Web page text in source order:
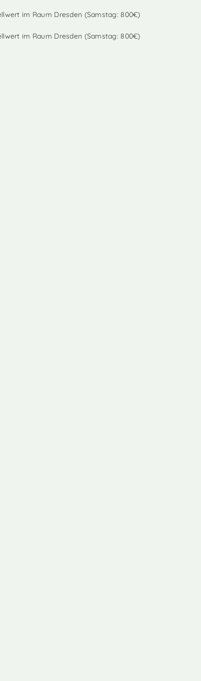
im Raum Dresden (Samstag: 800€)
im Raum Dresden (Samstag: 800€)